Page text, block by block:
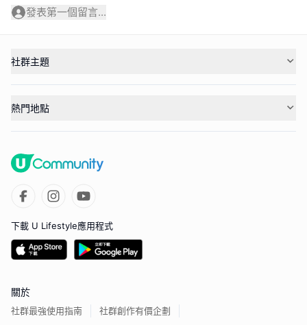
發表第一個留言...
社群主題
熱門地點
下載 U Lifestyle應用程式
關於
社群最強使用指南
社群創作有價企劃